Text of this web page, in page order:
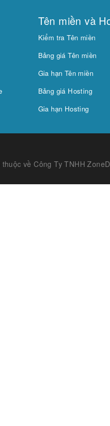
Tên miền và
Kiểm tra Tên miền
Bảng giá Tên miền
Gia hạn Tên miền
Bảng giá Hosting
Gia hạn Hosting
về Công Ty TNHH